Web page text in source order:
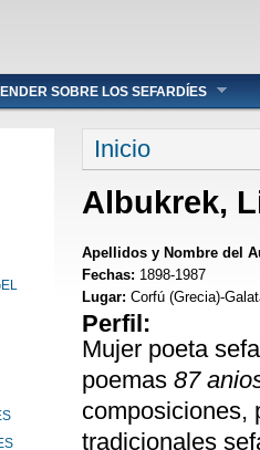
SOBRE LOS SEFARDÍES
Se encuentra
Inicio
Albukrek,
Apellidos y Nombre del
Fechas: 1898-1987
Lugar: Corfú (Grecia)-
Perfil:
Mujer poeta
poemas 87
composiciones,
tradicionales